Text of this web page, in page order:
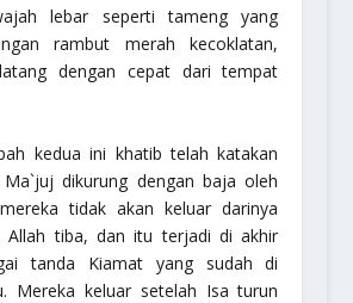
lebar seperti tameng yang
rambut merah kecoklatan,
dengan cepat dari tempat
kedua ini khatib telah katakan
dikurung dengan baja oleh
tidak akan keluar darinya
Allah tiba, dan itu terjadi di akhir
tanda Kiamat yang sudah di
Mereka keluar setelah Isa turun